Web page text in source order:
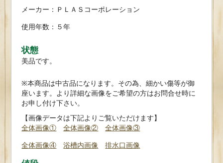
メーカー：ＰＬＡＳコーポレーション
使用年数：５年
状態
美品です。
※本商品は中古品になります。その為、細かい傷等が御
座います。より詳細な画像をご希望の方はお問合せ時に
お申し付け下さい。
【画像データは下記よりご覧いただけます】
全体画像①
全体画像②
全体画像③
全体画像④
浴槽内画像 排水口画像